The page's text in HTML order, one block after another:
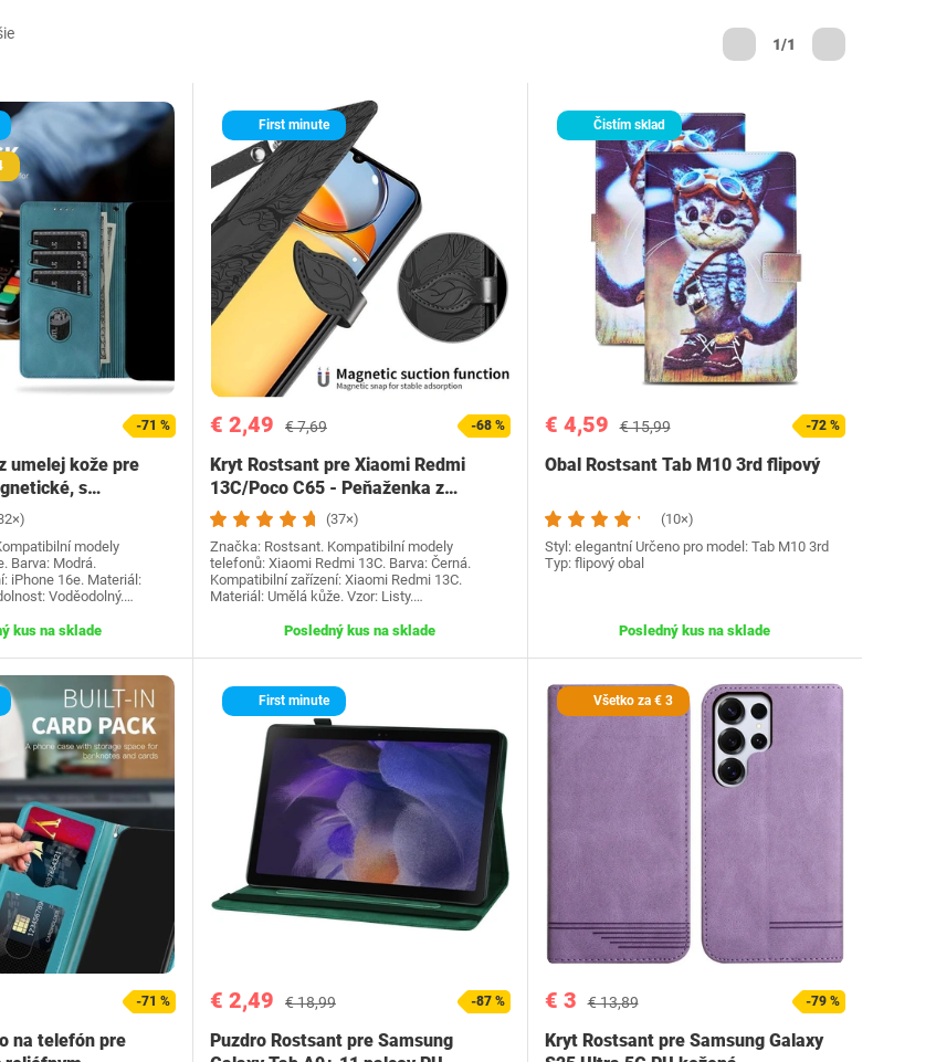
1/1
-71 %
umelej kože pre
s…
modely
Barva: Modrá.
iPhone 16e. Materiál:
Voděodolný.…
kus na sklade
First minute
€ 2,49 € 7,69 -68 %
Kryt Rostsant pre Xiaomi Redmi
13C/Poco C65 - Peňaženka z…
(37×)
Značka: Rostsant. Kompatibilní modely
telefonů: Xiaomi Redmi 13C. Barva: Černá.
Kompatibilní zařízení: Xiaomi Redmi 13C.
Materiál: Umělá kůže. Vzor: Listy.…
Posledný kus na sklade
Čistím sklad
€ 4,59 € 15,99 -72 %
Obal Rostsant Tab M10 3rd flipový
(10×)
Styl: elegantní Určeno pro model: Tab M10 3rd
Typ: flipový obal
Posledný kus na sklade
-71 %
na telefón pre
First minute
€ 2,49 € 18,99 -87 %
Puzdro Rostsant pre Samsung
Všetko za € 3
€ 3 € 13,89 -79 %
Kryt Rostsant pre Samsung Galaxy